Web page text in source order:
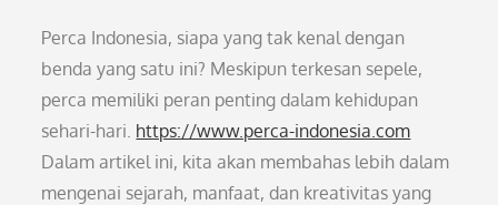
Perca Indonesia, siapa yang tak kenal dengan
benda yang satu ini? Meskipun terkesan sepele,
perca memiliki peran penting dalam kehidupan
sehari-hari. https://www.perca-indonesia.com
Dalam artikel ini, kita akan membahas lebih dalam
mengenai sejarah, manfaat, dan kreativitas yang